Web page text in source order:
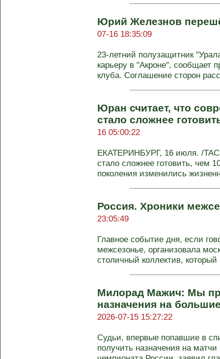
Юрий Железнов
07-16 18:35:09
23-летний полузащитник
карьеру в "Акроне", сообщает
клуба. Соглашение сторон
Юран считает, что
стало сложнее
16 05:00:22
ЕКАТЕРИНБУРГ, 16 июля. /
стало сложнее готовить, чем
поколения изменились
Россия. Хроники
23:05:49
Главное событие дня, если
межсезонье, организовала
столичный коллектив, который
Милорад Мажич: Мы
назначения на
2026-07-15 15:27:22
Судьи, впервые попавшие в
получить назначения на матчи